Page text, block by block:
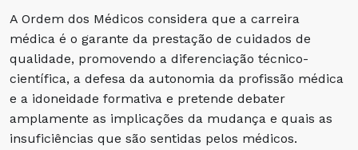
A Ordem dos Médicos considera que a carreira
médica é o garante da prestação de cuidados de
qualidade, promovendo a diferenciação técnico-
científica, a defesa da autonomia da profissão médica
e a idoneidade formativa e pretende debater
amplamente as implicações da mudança e quais as
insuficiências que são sentidas pelos médicos.